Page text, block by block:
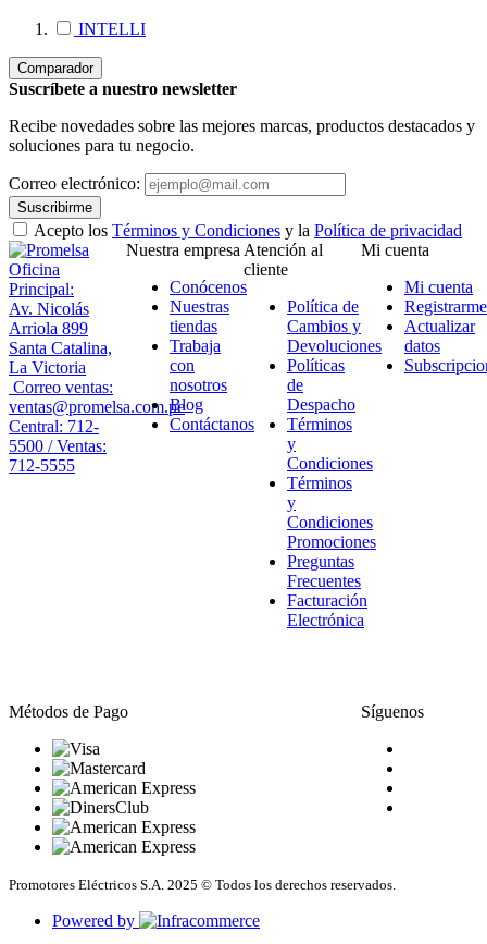
INTELLI
Comparador
Suscríbete a nuestro newsletter
Recibe novedades sobre las mejores marcas, productos destacados y
soluciones para tu negocio.
Correo electrónico:
Suscribirme
Acepto los Términos y Condiciones y la Política de privacidad
Oficina
Principal:
Av. Nicolás
Arriola 899
Santa Catalina,
La Victoria
Correo ventas:
ventas@promelsa.com.pe
Central: 712-
5500 / Ventas:
712-5555
Nuestra empresa
Conócenos
Nuestras
tiendas
Trabaja
con
nosotros
Blog
Contáctanos
Atención al
cliente
Política de
Cambios y
Devoluciones
Políticas
de
Despacho
Términos
y
Condiciones
Términos
y
Condiciones
Promociones
Preguntas
Frecuentes
Facturación
Electrónica
Mi cuenta
Mi cuenta
Registrarme
Actualizar
datos
Métodos de Pago Síguenos
Promotores Eléctricos S.A. 2025 © Todos los derechos reservados.
Powered by